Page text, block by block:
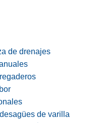
de drenajes
de varilla